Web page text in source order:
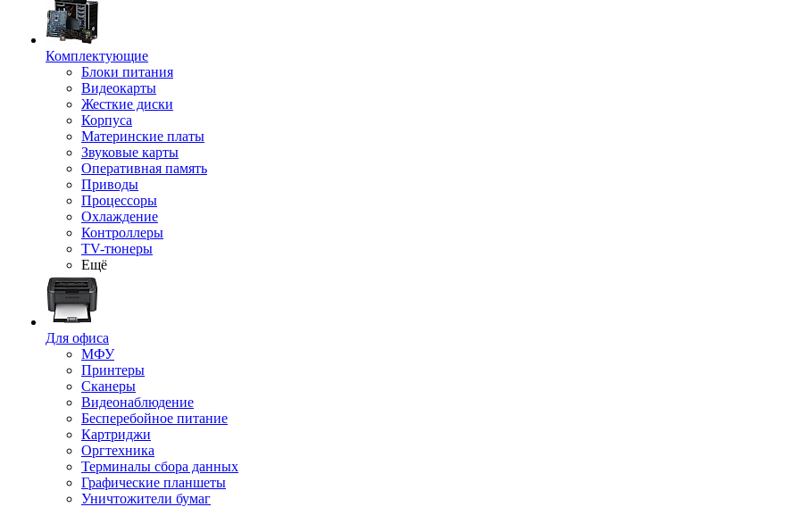
Комплектующие
Блоки питания
Видеокарты
Жесткие диски
Корпуса
Материнские платы
Звуковые карты
Оперативная память
Приводы
Процессоры
Охлаждение
Контроллеры
TV-тюнеры
Ещё
Для офиса
МФУ
Принтеры
Сканеры
Видеонаблюдение
Бесперебойное питание
Картриджи
Оргтехника
Терминалы сбора данных
Графические планшеты
Уничтожители бумаг